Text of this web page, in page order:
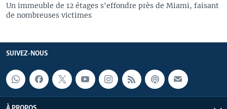
Un immeuble de 12 étages s'effondre près de Miami, faisant
de nombreuses victimes
SUIVEZ-NOUS